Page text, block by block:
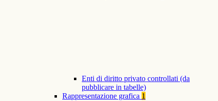
Enti di diritto privato controllati (da
pubblicare in tabelle)
Rappresentazione grafica 1